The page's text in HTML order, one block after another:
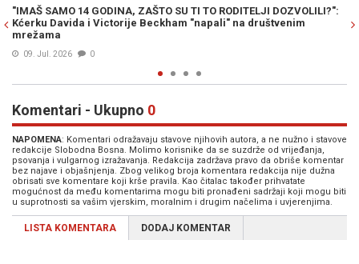
VELIKO PRIZNANJE ZA LEGENDU: David Beckham dobija
na Holivudskoj stazi slavnih uoči Mundijala u Americi!
Komentari - Ukupno 0
NAPOMENA: Komentari odražavaju stavove njihovih autora, a ne nužno i stavove
redakcije Slobodna Bosna. Molimo korisnike da se suzdrže od vrijeđanja,
psovanja i vulgarnog izražavanja. Redakcija zadržava pravo da obriše komentar
bez najave i objašnjenja. Zbog velikog broja komentara redakcija nije dužna
obrisati sve komentare koji krše pravila. Kao čitalac također prihvatate
mogućnost da među komentarima mogu biti pronađeni sadržaji koji mogu biti
u suprotnosti sa vašim vjerskim, moralnim i drugim načelima i uvjerenjima.
LISTA KOMENTARA DODAJ KOMENTAR